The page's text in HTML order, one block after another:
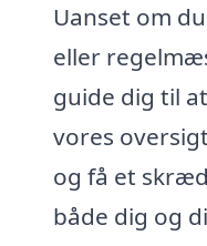
Uanset om
eller
guide dig til
vores
og få et
både dig og